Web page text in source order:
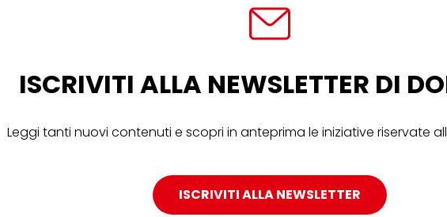
ISCRIVITI ALLA NEWSLETTER DI
Leggi tanti nuovi contenuti e scopri in anteprima le iniziative riservate
ISCRIVITI ALLA NEWSLETTER